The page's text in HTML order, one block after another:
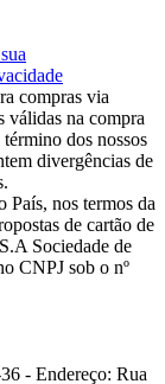
compras via
válidas na compra
dos nossos
divergências de
País, nos termos da
de cartão de
Sociedade de
CNPJ sob o nº
- Endereço: Rua